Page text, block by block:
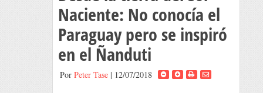
Naciente: No conocía el
Paraguay pero se inspiró
en el Ñanduti
Por Peter Tase| 12/07/2018